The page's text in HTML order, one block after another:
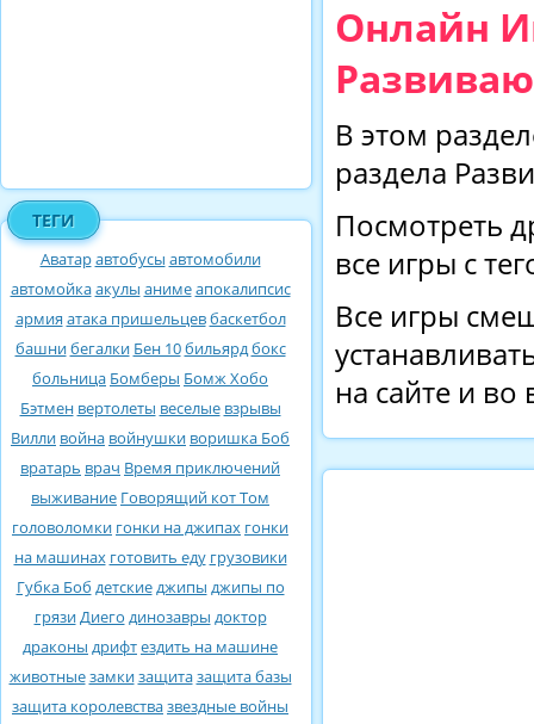
ТЕГИ
Аватаравтобусы автомобили
автомойкаакулы анимеапокалипсис
армия атака пришельцевбаскетбол
башнибегалки Бен 10бильярдбокс
больница Бомберы Бомж Хобо
Бэтмен вертолеты веселые взрывы
Вилли война войнушки воришка Боб
вратарь врач Время приключений
выживание Говорящий кот Том
головоломки гонки на джипах гонки
на машинах готовить еду грузовики
Губка Боб детскиеджипы джипы по
грязиДиего динозавры доктор
драконы дрифтездить на машине
животныезамкизащитазащита базы
защита королевствазвездные войны
Онлайн
В этом
раздела
Посмотреть
все игры с
Все игры
на сайте и